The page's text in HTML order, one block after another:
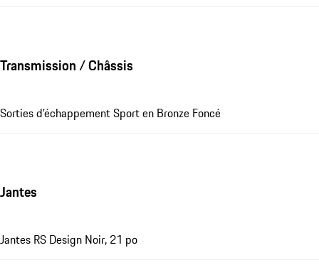
Transmission / Châssis
Sorties d’échappement Sport en Bronze Foncé
Jantes
Jantes RS Design Noir, 21 po